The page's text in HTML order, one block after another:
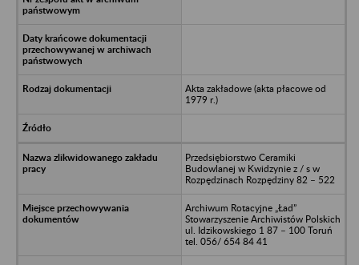
Akta zakładowe (akta płacowe od
1979 r.)
Przedsiębiorstwo Ceramiki
Budowlanej w Kwidzynie z / s w
Rozpędzinach Rozpędziny 82 – 522
Archiwum Rotacyjne „Ład”
Stowarzyszenie Archiwistów Polskich
ul. Idzikowskiego 1 87 – 100 Toruń
tel. 056/ 654 84 41